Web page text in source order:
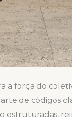
a força do
de códigos
estruturadas,